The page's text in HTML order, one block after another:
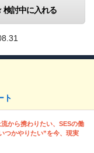
検討中に入れる
ト
から携わりたい、SESの働
つかやりたい”を今、現実